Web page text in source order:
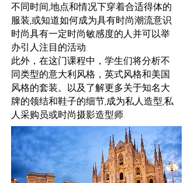
不同时间,地点和情况下穿着合适得体的
服装,或知道如何成为具有时尚潮流意识
时尚具有一定时尚敏感度的人并可以举
办引人注目的活动.
此外，在这门课程中，学生们将分析不
同类型的意大利风格，英式风格和美国
风格的套装。以及了解更多关于知名大
牌的领结和鞋子的细节,成为私人造型,私
人采购员或时尚摄影造型师.